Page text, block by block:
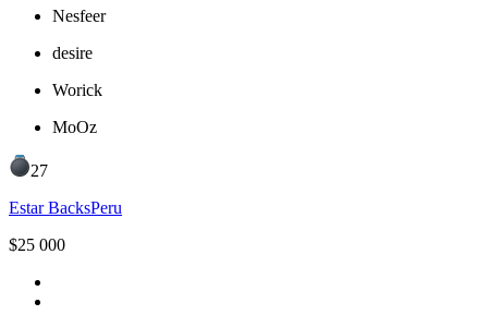
Nesfeer
desire
Worick
MoOz
27
Estar BacksPeru
$25 000